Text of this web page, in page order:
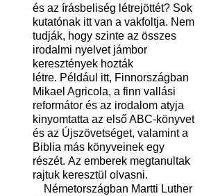
és az írásbeliség létrejöttét? Sok
kutatónak itt van a vakfoltja. Nem
tudják, hogy szinte az összes
irodalmi nyelvet jámbor
keresztények hozták
létre. Például itt, Finnországban
Mikael Agricola, a finn vallási
reformátor és az irodalom atyja
kinyomtatta az első ABC-könyvet
és az Újszövetséget, valamint a
Biblia más könyveinek egy
részét. Az emberek megtanultak
rajtuk keresztül olvasni.
Németországban Martti Luther